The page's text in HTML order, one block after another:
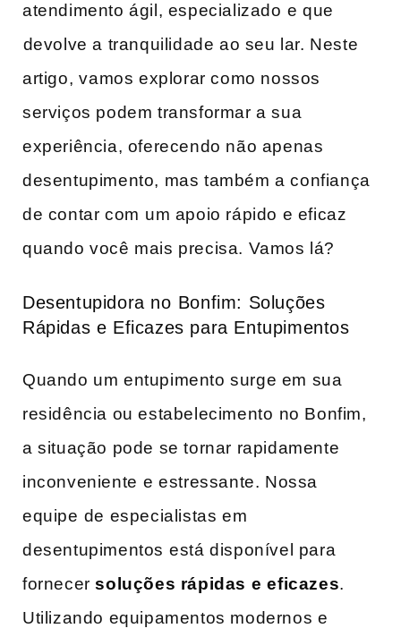
atendimento ‌ágil, ‌especializado ⁤e que
⁣devolve a tranquilidade ao ‍seu lar. Neste
‌artigo,⁢ vamos explorar como nossos
serviços podem transformar a sua
experiência, oferecendo não apenas
desentupimento, mas também a confiança
de ​contar com⁢ um apoio rápido e eficaz
quando você mais precisa. Vamos lá?
Desentupidora no⁢ Bonfim: Soluções
Rápidas e Eficazes para Entupimentos
Quando um ​entupimento surge em sua
residência ‌ou estabelecimento ⁢no Bonfim,
a situação pode se tornar ‍rapidamente
inconveniente ⁢e estressante. Nossa
equipe⁤ de‌ especialistas em
desentupimentos ⁣está​ disponível para
fornecersoluções‌ rápidas e⁤ eficazes.
Utilizando equipamentos ​modernos e